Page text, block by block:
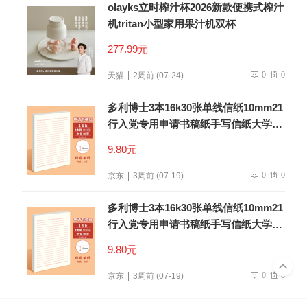
olayks立时榨汁杯2026新款便携式榨汁
机tritan小型家用果汁机双杯
277.99元
天猫 2周前 (07-24) 0 0
多利博士3本16k30张单线信纸10mm21
行入党专用申请书稿纸手写信纸大学生
9.80元
京东 3周前 (07-19) 0 0
多利博士3本16k30张单线信纸10mm21
行入党专用申请书稿纸手写信纸大学生
9.80元
京东 3周前 (07-19) 0 0